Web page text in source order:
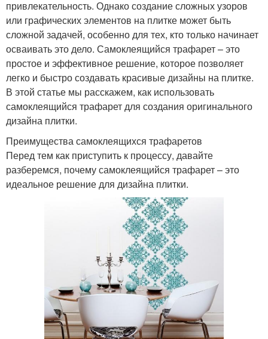
привлекательность. Однако создание сложных узоров
или графических элементов на плитке может быть
сложной задачей, особенно для тех, кто только начинает
осваивать это дело. Самоклеящийся трафарет – это
простое и эффективное решение, которое позволяет
легко и быстро создавать красивые дизайны на плитке.
В этой статье мы расскажем, как использовать
самоклеящийся трафарет для создания оригинального
дизайна плитки.
Преимущества самоклеящихся трафаретов
Перед тем как приступить к процессу, давайте
разберемся, почему самоклеящийся трафарет – это
идеальное решение для дизайна плитки.